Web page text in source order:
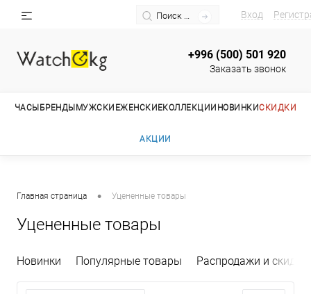
Вход
+996 (500) 501 920
Заказать звонок
ЧАСЫ БРЕНДЫ МУЖСКИЕЖЕНСКИЕКОЛЛЕКЦИИ НОВИНКИСКИДКИ
АКЦИИ
Главная страница • Уцененные товары
Уцененные товары
Новинки Популярные товары Распродажи и скидки